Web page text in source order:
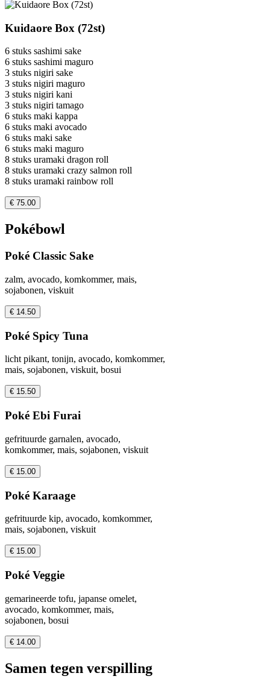
Kuidaore Box (72st)
6 stuks sashimi sake
6 stuks sashimi maguro
3 stuks nigiri sake
3 stuks nigiri maguro
3 stuks nigiri kani
3 stuks nigiri tamago
6 stuks maki kappa
6 stuks maki avocado
6 stuks maki sake
6 stuks maki maguro
8 stuks uramaki dragon roll
8 stuks uramaki crazy salmon roll
8 stuks uramaki rainbow roll
€ 75.00
Pokébowl
Poké Classic Sake
zalm, avocado, komkommer, mais,
sojabonen, viskuit
€ 14.50
Poké Spicy Tuna
licht pikant, tonijn, avocado, komkommer,
mais, sojabonen, viskuit, bosui
€ 15.50
Poké Ebi Furai
gefrituurde garnalen, avocado,
komkommer, mais, sojabonen, viskuit
€ 15.00
Poké Karaage
gefrituurde kip, avocado, komkommer,
mais, sojabonen, viskuit
€ 15.00
Poké Veggie
gemarineerde tofu, japanse omelet,
avocado, komkommer, mais,
sojabonen, bosui
€ 14.00
Samen tegen verspilling